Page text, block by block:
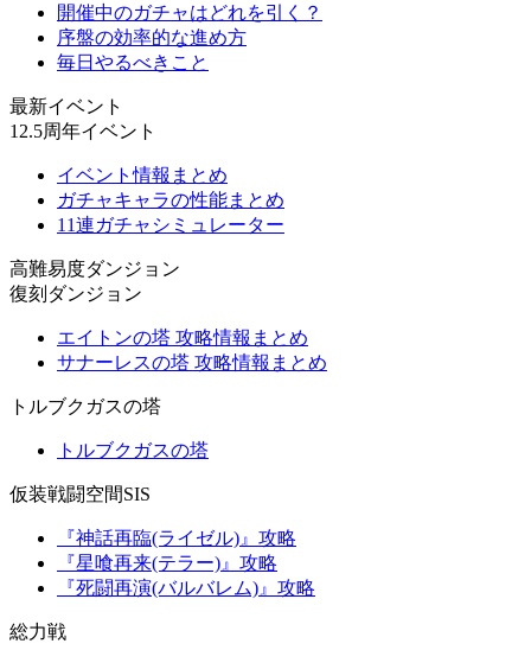
開催中のガチャはどれを引く？
序盤の効率的な進め方
毎日やるべきこと
最新イベント
12.5周年イベント
イベント情報まとめ
ガチャキャラの性能まとめ
11連ガチャシミュレーター
高難易度ダンジョン
復刻ダンジョン
エイトンの塔 攻略情報まとめ
サナーレスの塔 攻略情報まとめ
トルブクガスの塔
トルブクガスの塔
仮装戦闘空間SIS
『神話再臨(ライゼル)』攻略
『星喰再来(テラー)』攻略
『死闘再演(バルバレム)』攻略
総力戦